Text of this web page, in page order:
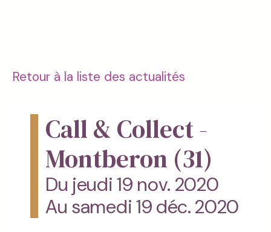
Retour à la liste des actualités
Call & Collect -
Montberon (31)
Du jeudi 19 nov. 2020
Au samedi 19 déc. 2020